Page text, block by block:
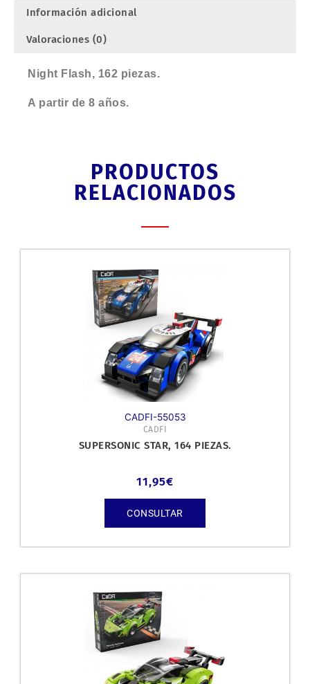
Información adicional
Valoraciones (0)
Night Flash, 162 piezas.
A partir de 8 años.
PRODUCTOS
RELACIONADOS
CADFI-55053
CADFI
SUPERSONIC STAR, 164 PIEZAS.
11,95€
CONSULTAR